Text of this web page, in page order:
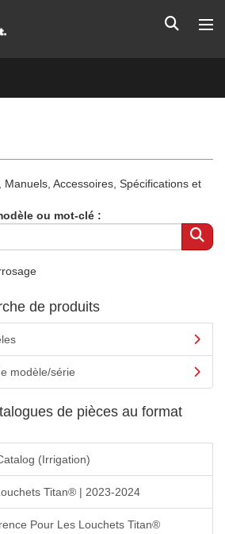
Accessoires, Spécifications et
ou mot-clé :
de produits
modèle/série
de pièces au format
(Irrigation)
Titan® | 2023-2024
Pour Les Louchets Titan®